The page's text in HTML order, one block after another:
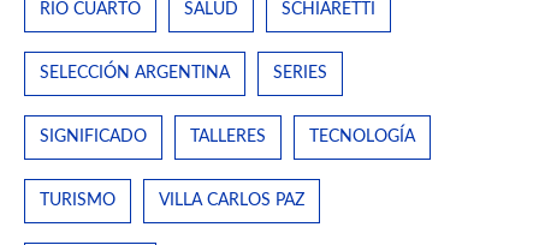
RÍO CUARTO SALUD SCHIARETTI
SELECCIÓN ARGENTINA SERIES
SIGNIFICADO TALLERES TECNOLOGÍA
TURISMO VILLA CARLOS PAZ